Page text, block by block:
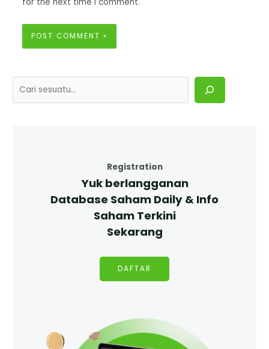
Registration
Yuk berlangganan
Database Saham Daily & Info
Saham Terkini
Sekarang
DAFTAR